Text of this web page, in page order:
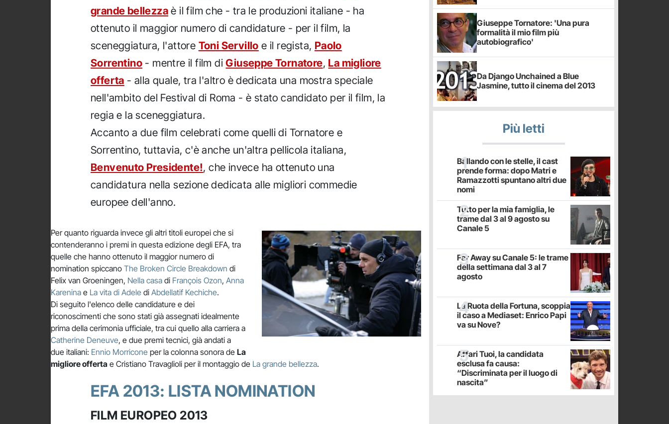
grande bellezza è il film che - tra le produzioni italiane - ha
ottenuto il maggior numero di candidature - per il film, la
sceneggiatura, l'attore Toni Servillo e il regista, Paolo
Sorrentino - mentre il film diGiuseppe Tornatore, La migliore
offerta - alla quale, tra l'altro è dedicata una mostra speciale
nell'ambito del Festival di Roma - è stato candidato per il film, la
regia e la sceneggiatura.
Accanto a due film celebrati come quelli di Tornatore e
Sorrentino, tuttavia, c'è anche un'altra pellicola italiana,
Benvenuto Presidente!, che invece ha ottenuto una
candidatura nella sezione dedicata alle migliori commedie
europee dell'anno.
Per quanto riguarda invece gli altri titoli europei che si
contenderanno i premi in questa edizione degli EFA, tra
quelle che hanno ottenuto il maggior numero di
nomination spiccano The Broken Circle Breakdown di
Felix van Groeningen, Nella casa di François Ozon, Anna
Karenina e La vita di Adele di Abdellatif Kechiche.
Di seguito l'elenco delle candidature e dei
riconoscimenti che sono stati già assegnati idealmente
prima della cerimonia ufficiale, tra cui quello alla carriera a
Catherine Deneuve, e due premi tecnici, già andati a
due italiani: Ennio Morricone per la colonna sonora de La
migliore offerta e Cristiano Travaglioli per il montaggio de La grande bellezza.
EFA 2013: LISTA NOMINATION
FILM EUROPEO 2013
Giuseppe Tornatore: 'Una pura
formalità il mio film più
autobiografico'
Da Django Unchained a Blue
Jasmine, tutto il cinema del 2013
Più letti
Ballando con le stelle, il cast
prende forma: dopo Matri e
Ramazzotti spuntano altri due
nomi
Tutto per la mia famiglia, le
trame dal 3 al 9 agosto su
Canale 5
Far Away su Canale 5: le trame
della settimana dal 3 al 7
agosto
La Ruota della Fortuna, scoppia
il caso a Mediaset: Enrico Papi
va su Nove?
Affari Tuoi, la candidata
esclusa fa causa:
“Discriminata per il luogo di
nascita”